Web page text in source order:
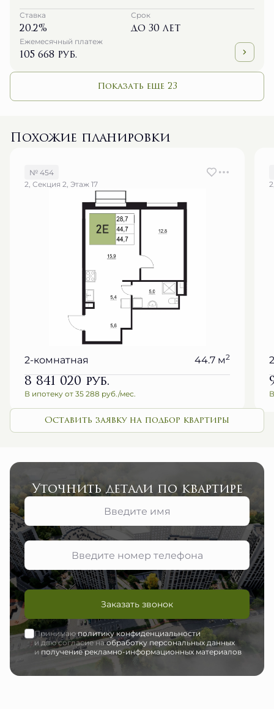
Ставка
20.2%
Срок
до 30 лет
Ежемесячный платеж
105 668 руб.
Показать еще 23
Похожие планировки
№ 454
2, Секция 2, Этаж 17
2-комнатная 44.7 м2
8 841 020руб.
В ипотеку от 35 288 руб./мес.
Оставить заявку на подбор квартиры
Уточнить детали по квартире
Заказать звонок
Принимаюполитику конфиденциальности
и даю согласие наобработку персональных данных
иполучение рекламно-информационных материалов